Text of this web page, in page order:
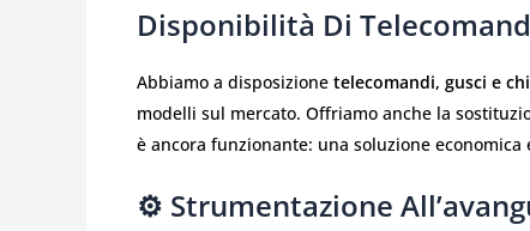
Disponibilità Di
Abbiamo a disposizione telecomandi, gusci e
modelli sul mercato. Offriamo anche la
è ancora funzionante: una soluzione economica
⚙️ Strumentazione